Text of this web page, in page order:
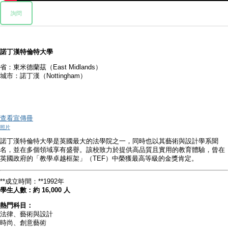
詢問
諾丁漢特倫特大學
省：東米德蘭茲（East Midlands）
城市：諾丁漢（Nottingham）
查看宣傳冊
照片
諾丁漢特倫特大學是英國最大的法學院之一，同時也以其藝術與設計學系聞
名，並在多個領域享有盛譽。該校致力於提供高品質且實用的教育體驗，曾在
英國政府的「教學卓越框架」（TEF）中榮獲最高等級的金獎肯定。
**成立時間：**1992年
學生人數：約 16,000 人
熱門科目：
法律、藝術與設計
時尚、創意藝術